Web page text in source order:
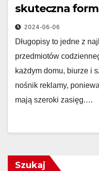
skuteczna
2024-06-06
Długopisy to jedne z
przedmiotów
każdym domu, biurze i
nośnik reklamy,
mają szeroki zasięg.…
Szukaj